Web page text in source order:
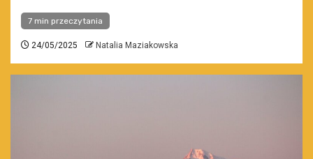
7 min przeczytania
24/05/2025 Natalia Maziakowska